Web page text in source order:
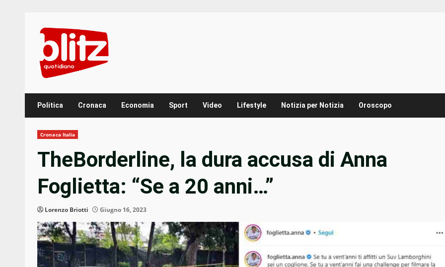
content
Politica Cronaca Economia Sport Video Lifestyle Notizia per Notizia Oroscopo
Cronaca Italia
TheBorderline, la dura accusa di Anna
Foglietta: “Se a 20 anni…”
Lorenzo Briotti Giugno 16, 2023